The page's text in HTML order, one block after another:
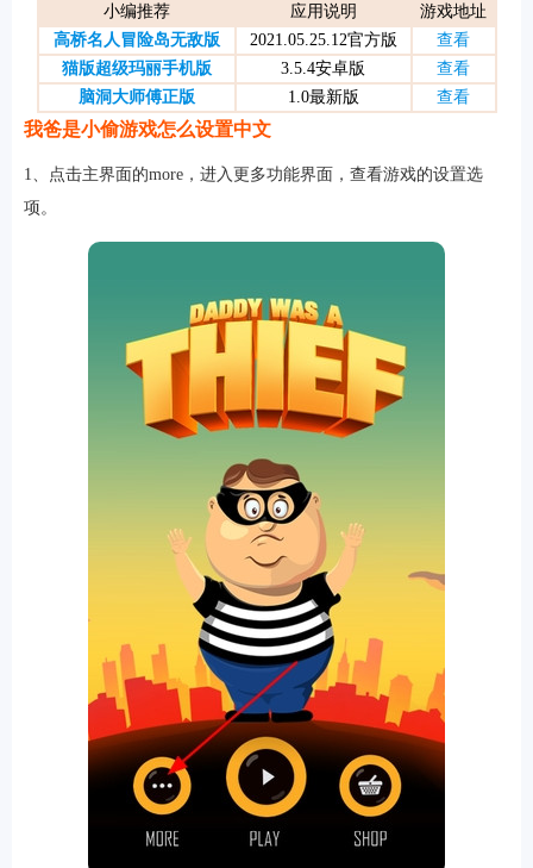
小编推荐 应用说明
游戏地址
高桥名人冒险岛无敌版
2021.05.25.12官方版
查看
猫版超级玛丽手机版
3.5.4安卓版
查看
脑洞大师傅正版
1.0最新版 查看
我爸是小偷游戏怎么设置中文
1、点击主界面的more，进入更多功能界面，查看游戏的设置选
项。